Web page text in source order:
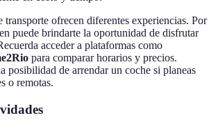
transporte ofrecen diferentes experiencias. Por
puede brindarte la oportunidad de disfrutar
acceder a plataformas como
para comparar horarios y precios.
posibilidad de arrendar un coche si planeas
o remotas.